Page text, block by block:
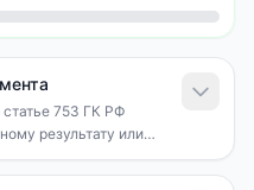
статье 753 ГК РФ
результату или